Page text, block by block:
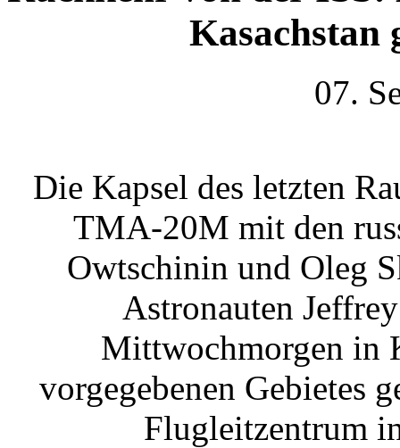
Kasachstan
07.
Die Kapsel des letzten
TMA-20M mit den
Owtschinin und Oleg
Astronauten
Mittwochmorgen in
vorgegebenen Gebietes
Flugleitzentrum